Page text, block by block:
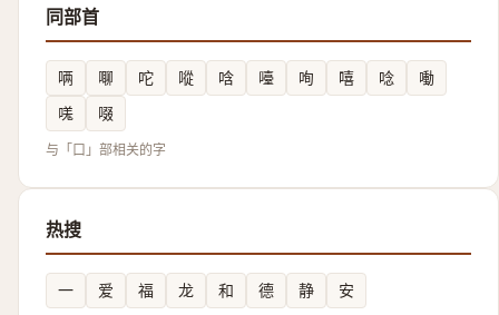
同部首
唡 㗦 咜 㗰 唅 㘆 咰 嘻 唸
㗢
嗴
啜
与「口」部相关的字
热搜
一 爱 福 龙 和 德 静 安